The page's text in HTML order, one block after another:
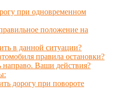
при одновременном
положение на
в данной ситуации?
правила остановки?
Ваши действия?
дорогу при повороте